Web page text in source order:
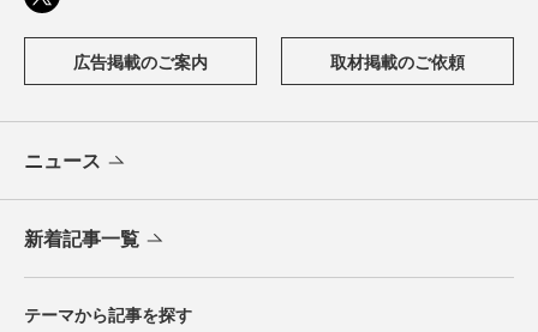
広告掲載のご案内 取材掲載のご依頼
ニュース
新着記事一覧
テーマから記事を探す